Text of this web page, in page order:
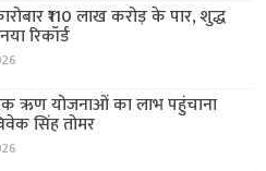
₹110 लाख करोड़ के पार, शुद्ध
रिकॉर्ड
तक ऋण योजनाओं का लाभ पहुंचाना
सिंह तोमर